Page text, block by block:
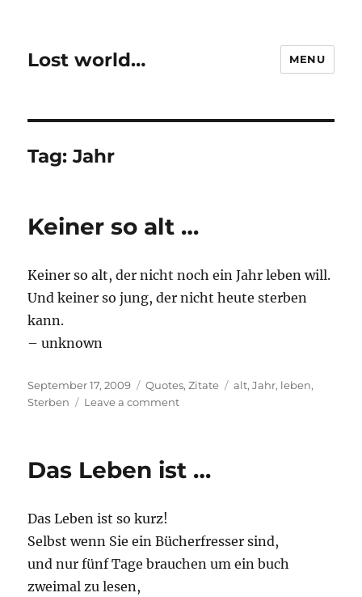
Lost world… MENU
Tag:Jahr
Keiner so alt …
Keiner so alt, der nicht noch ein Jahr leben will.
Und keiner so jung, der nicht heute sterben
kann.
– unknown
Posted
on
September 17, 2009 Categories
Quotes,Zitate Tags
alt,Jahr, leben,
Sterben
Leave a commenton
…
Das Leben ist …
Das Leben ist so kurz!
Selbst wenn Sie ein Bücherfresser sind,
und nur fünf Tage brauchen um ein buch
zweimal zu lesen,